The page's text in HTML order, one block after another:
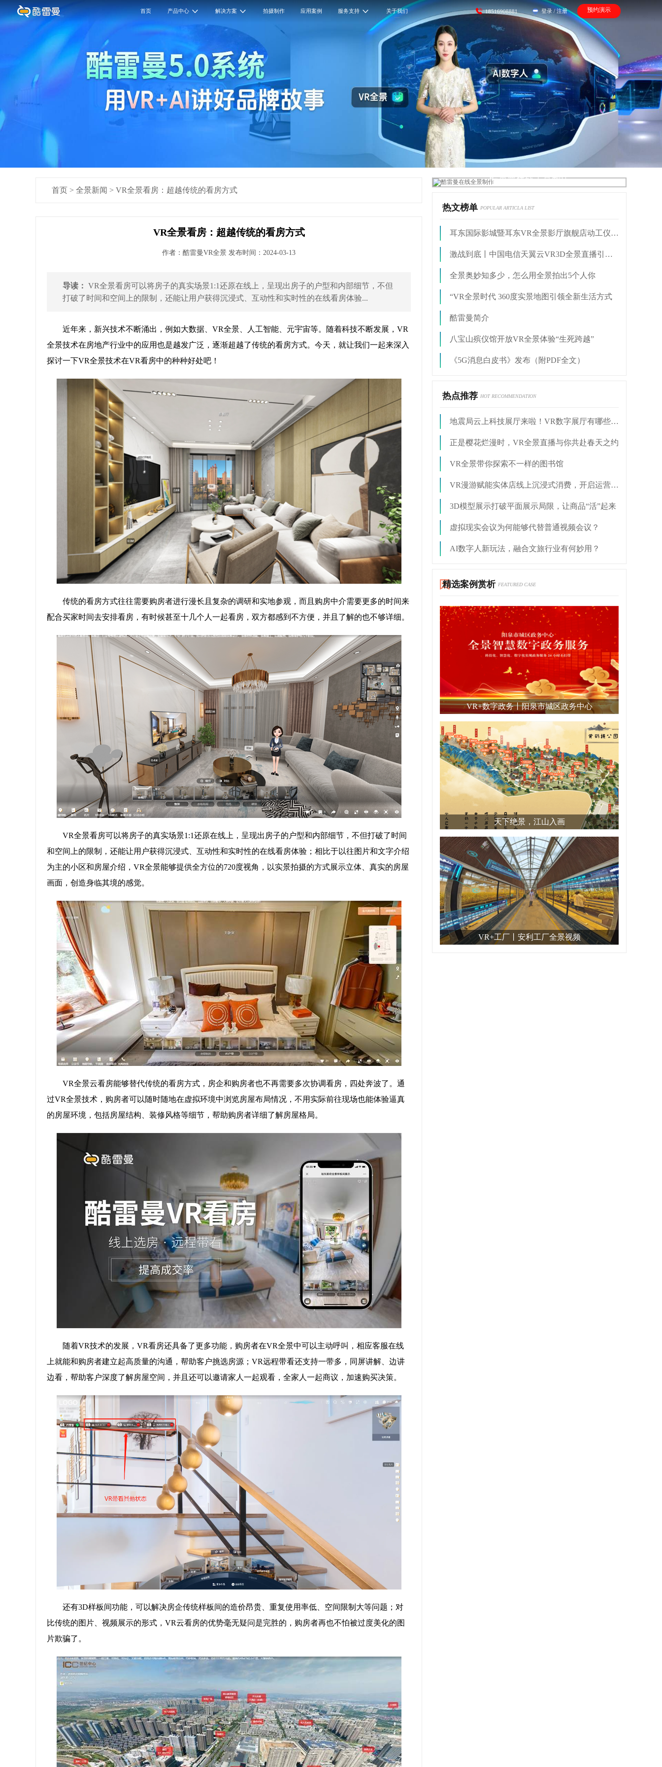
首页 产品中心 解决方案 拍摄制作 应用案例 服务支持 关于我们 18516908881 登录 / 注册 预约演示
首页 > 全景新闻 > VR全景看房：超越传统的看房方式
VR全景看房：超越传统的看房方式
作者：酷雷曼VR全景 发布时间：2024-03-13
导读： VR全景看房可以将房子的真实场景1:1还原在线上，呈现出房子的户型和内部细节，不但
打破了时间和空间上的限制，还能让用户获得沉浸式、互动性和实时性的在线看房体验...
近年来，新兴技术不断涌出，例如大数据、VR全景、人工智能、元宇宙等。随着科技不断发展，VR
全景技术在房地产行业中的应用也是越发广泛，逐渐超越了传统的看房方式。今天，就让我们一起来深入
探讨一下VR全景技术在VR看房中的种种好处吧！
传统的看房方式往往需要购房者进行漫长且复杂的调研和实地参观，而且购房中介需要更多的时间来
配合买家时间去安排看房，有时候甚至十几个人一起看房，双方都感到不方便，并且了解的也不够详细。
VR全景看房可以将房子的真实场景1:1还原在线上，呈现出房子的户型和内部细节，不但打破了时间
和空间上的限制，还能让用户获得沉浸式、互动性和实时性的在线看房体验；相比于以往图片和文字介绍
为主的小区和房屋介绍，VR全景能够提供全方位的720度视角，以实景拍摄的方式展示立体、真实的房屋
画面，创造身临其境的感觉。
VR全景云看房能够替代传统的看房方式，房企和购房者也不再需要多次协调看房，四处奔波了。通
过VR全景技术，购房者可以随时随地在虚拟环境中浏览房屋布局情况，不用实际前往现场也能体验逼真
的房屋环境，包括房屋结构、装修风格等细节，帮助购房者详细了解房屋格局。
随着VR技术的发展，VR看房还具备了更多功能，购房者在VR全景中可以主动呼叫，相应客服在线
上就能和购房者建立起高质量的沟通，帮助客户挑选房源；VR远程带看还支持一带多，同屏讲解、边讲
边看，帮助客户深度了解房屋空间，并且还可以邀请家人一起观看，全家人一起商议，加速购买决策。
还有3D样板间功能，可以解决房企传统样板间的造价昂贵、重复使用率低、空间限制大等问题；对
比传统的图片、视频展示的形式，VR云看房的优势毫无疑问是完胜的，购房者再也不怕被过度美化的图
片欺骗了。
酷雷曼在线全景制作
热文榜单 POPULAR ARTICLA LIST
耳东国际影城暨耳东VR全景影厅旗舰店动工仪式盛大举行
激战到底丨中国电信天翼云VR3D全景直播引燃拳击热火
全景奥妙知多少，怎么用全景拍出5个人你
“VR全景时代 360度实景地图引领全新生活方式
酷雷曼简介
八宝山殡仪馆开放VR全景体验“生死跨越”
《5G消息白皮书》发布（附PDF全文）
热点推荐 HOT RECOMMENDATION
地震局云上科技展厅来啦！VR数字展厅有哪些好处？
正是樱花烂漫时，VR全景直播与你共赴春天之约
VR全景带你探索不一样的图书馆
VR漫游赋能实体店线上沉浸式消费，开启运营新潮流
3D模型展示打破平面展示局限，让商品“活”起来
虚拟现实会议为何能够代替普通视频会议？
AI数字人新玩法，融合文旅行业有何妙用？
精选案例赏析 FEATURED CASE
VR+数字政务丨阳泉市城区政务中心
天下绝景，江山入画
VR+工厂丨安利工厂全景视频